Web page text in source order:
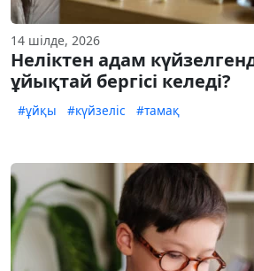
14 шілде, 2026
Неліктен адам
ұйықтай бергісі келеді?
#ұйқы #күйзеліс #тамақ